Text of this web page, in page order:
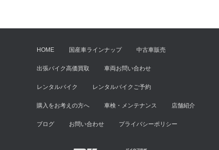
HOME 国産車ラインナップ 中古車販売
出張バイク高価買取 車両お問い合わせ
レンタルバイク レンタルバイクご予約
購入をお考えの方へ 車検・メンテナンス 店舗紹介
ブログ お問い合わせ プライバシーポリシー